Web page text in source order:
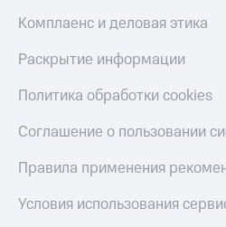
Комплаенс и деловая этика
Раскрытие информации
Политика обработки cookies
Соглашение о пользовании
Правила применения
Условия использования